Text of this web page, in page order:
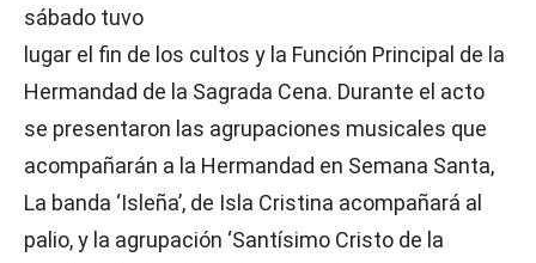
sábado tuvo
lugar el fin de los cultos y la Función Principal de la
Hermandad de la Sagrada Cena. Durante el acto
se presentaron las agrupaciones musicales que
acompañarán a la Hermandad en Semana Santa,
La banda ‘Isleña’, de Isla Cristina acompañará al
palio, y la agrupación ‘Santísimo Cristo de la